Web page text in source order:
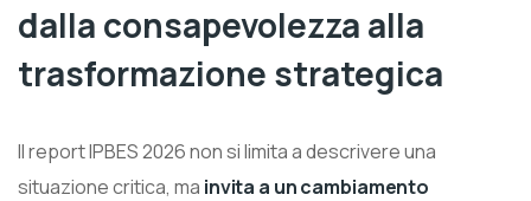
dalla consapevolezza alla
trasformazione strategica
Il report IPBES 2026 non si limita a descrivere una
situazione critica, ma invita a un cambiamento